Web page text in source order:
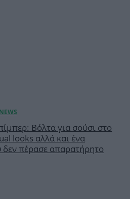
Βόλτα για σούσι στο
looks αλλά και ένα
πέρασε απαρατήρητο